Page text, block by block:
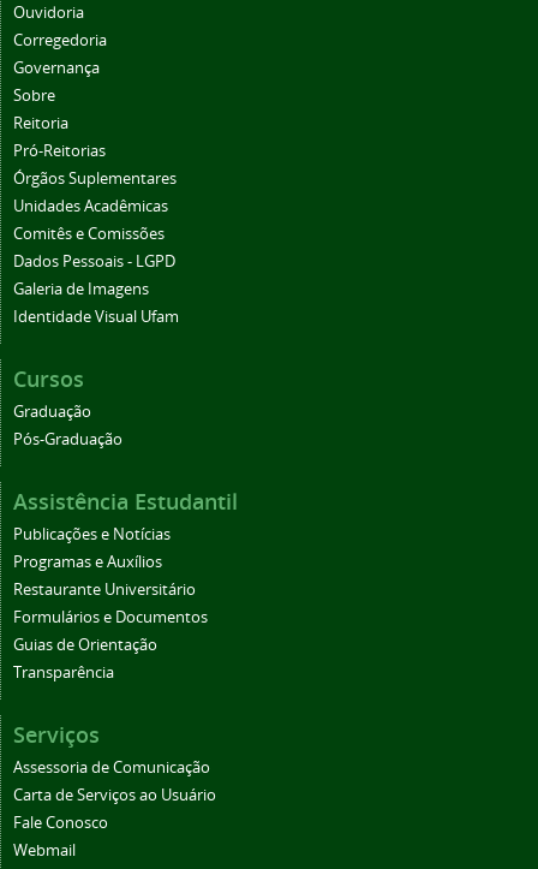
Ouvidoria
Corregedoria
Governança
Sobre
Reitoria
Pró-Reitorias
Órgãos Suplementares
Unidades Acadêmicas
Comitês e Comissões
Dados Pessoais - LGPD
Galeria de Imagens
Identidade Visual Ufam
Cursos
Graduação
Pós-Graduação
Assistência Estudantil
Publicações e Notícias
Programas e Auxílios
Restaurante Universitário
Formulários e Documentos
Guias de Orientação
Transparência
Serviços
Assessoria de Comunicação
Carta de Serviços ao Usuário
Fale Conosco
Webmail